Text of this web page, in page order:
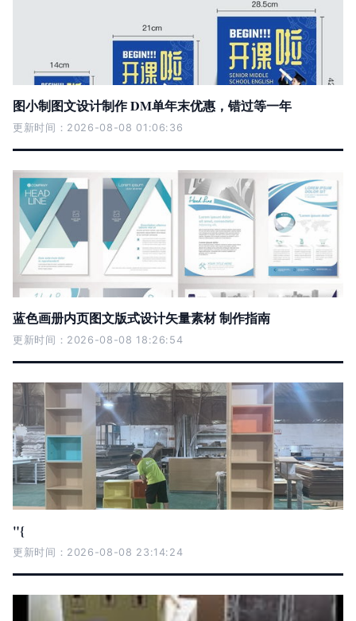
图小制图文设计制作 DM单年末优惠，错过等一年
更新时间：2026-08-08 01:06:36
蓝色画册内页图文版式设计矢量素材 制作指南
更新时间：2026-08-08 18:26:54
"{
更新时间：2026-08-08 23:14:24